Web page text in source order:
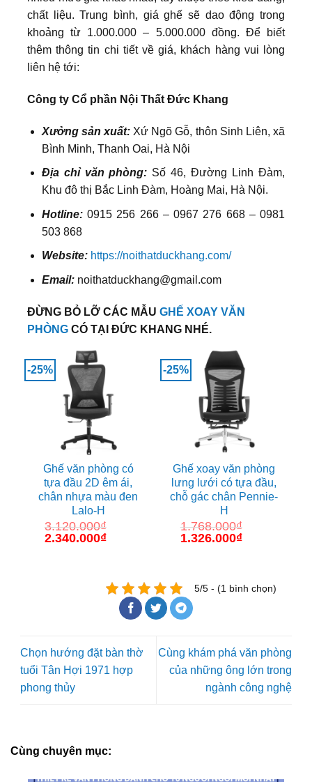
chất liệu. Trung bình, giá ghế sẽ dao động trong
khoảng từ 1.000.000 – 5.000.000 đồng. Để biết
thêm thông tin chi tiết về giá, khách hàng vui lòng
liên hệ tới:
Công ty Cổ phần Nội Thất Đức Khang
Xưởng sản xuất: Xứ Ngõ Gỗ, thôn Sinh Liên, xã
Bình Minh, Thanh Oai, Hà Nội
Địa chỉ văn phòng: Số 46, Đường Linh Đàm,
Khu đô thị Bắc Linh Đàm, Hoàng Mai, Hà Nội.
Hotline:0915 256 266 – 0967 276 668 – 0981
503 868
Website: https://noithatduckhang.com/
Email:noithatduckhang@gmail.com
ĐỪNG BỎ LỠ CÁC MẪU GHẾ XOAY VĂN
PHÒNG CÓ TẠI ĐỨC KHANG NHÉ.
-25%
Ghế văn phòng có
tựa đầu 2D êm ái,
chân nhựa màu đen
Lalo-H
3.120.000₫
Giá
2.340.000₫Giá
2.340.000₫.
-25%
Ghế xoay văn phòng
lưng lưới có tựa đầu,
chỗ gác chân Pennie-
H
1.768.000₫
Giá
1.326.000₫Giá
5/5 - (1 bình chọn)
Chọn hướng đặt bàn thờ
tuổi Tân Hợi 1971 hợp
phong thủy
Cùng khám phá văn phòng
của những ông lớn trong
ngành công nghệ
Cùng chuyên mục: